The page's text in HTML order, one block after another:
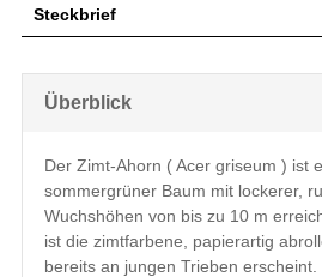
Steckbrief
Blatt
Sommergrün,
sattgrün, Unterseite
etwas heller,
leuchtend rot,
Oktober), 3 bis 5 cm
Frucht
Wenig, rot gefärbt
Überblick
Der Zimt-Ahorn ( Acer griseum ) ist
sommergrüner Baum mit lockerer,
Wuchshöhen von bis zu 10 m
ist die zimtfarbene, papierartig
bereits an jungen Trieben